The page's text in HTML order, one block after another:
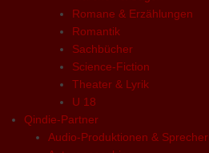
Romane & Erzählungen
Romantik
Sachbücher
Science-Fiction
Theater & Lyrik
U 18
Qindie-Partner
Audio-Produktionen & Sprecher